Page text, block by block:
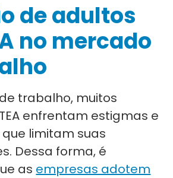
de adultos
no mercado
trabalho, muitos
enfrentam estigmas e
limitam suas
Dessa forma, é
as empresas adotem